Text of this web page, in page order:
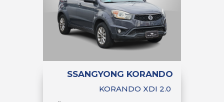
SSANGYONG KORANDO
KORANDO XDI 2.0